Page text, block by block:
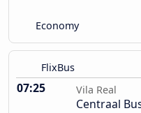
Economy
FlixBus
07:25 Vila Real
Centraal